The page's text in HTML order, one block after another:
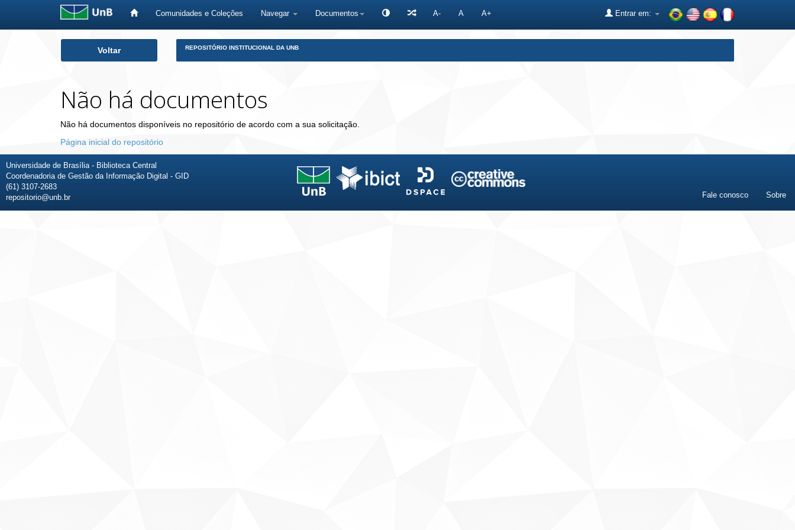
Comunidades e Coleções Navegar Documentos A- A A+ Entrar em:
Voltar REPOSITÓRIO INSTITUCIONAL DA UNB
Não há documentos
Não há documentos disponíveis no repositório de acordo com a sua solicitação.
Página inicial do repositório
Universidade de Brasília - Biblioteca Central
Coordenadoria de Gestão da Informação Digital - GID
(61) 3107-2683
repositorio@unb.br
Fale conosco Sobre